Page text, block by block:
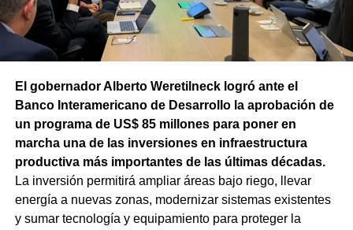
El gobernador Alberto Weretilneck logró ante el
Banco Interamericano de Desarrollo la aprobación de
un programa de US$ 85 millones para poner en
marcha una de las inversiones en infraestructura
productiva más importantes de las últimas décadas.
La inversión permitirá ampliar áreas bajo riego, llevar
energía a nuevas zonas, modernizar sistemas existentes
y sumar tecnología y equipamiento para proteger la